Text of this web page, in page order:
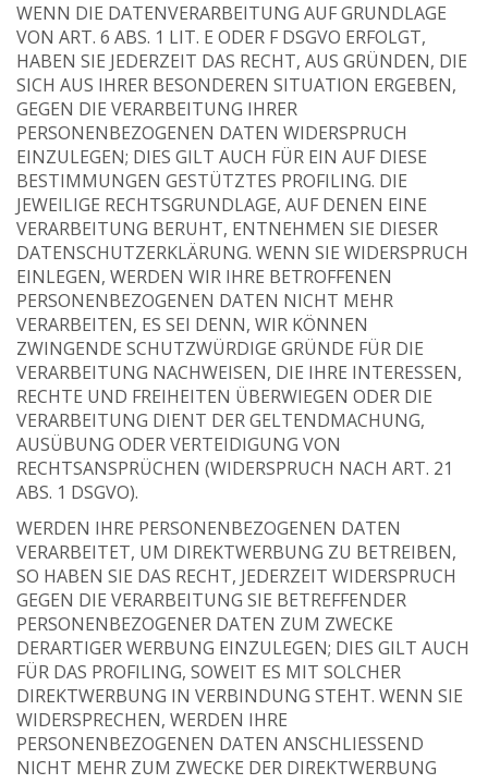
WENN DIE DATENVERARBEITUNG AUF GRUNDLAGE
VON ART. 6 ABS. 1 LIT. E ODER F DSGVO ERFOLGT,
HABEN SIE JEDERZEIT DAS RECHT, AUS GRÜNDEN, DIE
SICH AUS IHRER BESONDEREN SITUATION ERGEBEN,
GEGEN DIE VERARBEITUNG IHRER
PERSONENBEZOGENEN DATEN WIDERSPRUCH
EINZULEGEN; DIES GILT AUCH FÜR EIN AUF DIESE
BESTIMMUNGEN GESTÜTZTES PROFILING. DIE
JEWEILIGE RECHTSGRUNDLAGE, AUF DENEN EINE
VERARBEITUNG BERUHT, ENTNEHMEN SIE DIESER
DATENSCHUTZERKLÄRUNG. WENN SIE WIDERSPRUCH
EINLEGEN, WERDEN WIR IHRE BETROFFENEN
PERSONENBEZOGENEN DATEN NICHT MEHR
VERARBEITEN, ES SEI DENN, WIR KÖNNEN
ZWINGENDE SCHUTZWÜRDIGE GRÜNDE FÜR DIE
VERARBEITUNG NACHWEISEN, DIE IHRE INTERESSEN,
RECHTE UND FREIHEITEN ÜBERWIEGEN ODER DIE
VERARBEITUNG DIENT DER GELTENDMACHUNG,
AUSÜBUNG ODER VERTEIDIGUNG VON
RECHTSANSPRÜCHEN (WIDERSPRUCH NACH ART. 21
ABS. 1 DSGVO).
WERDEN IHRE PERSONENBEZOGENEN DATEN
VERARBEITET, UM DIREKTWERBUNG ZU BETREIBEN,
SO HABEN SIE DAS RECHT, JEDERZEIT WIDERSPRUCH
GEGEN DIE VERARBEITUNG SIE BETREFFENDER
PERSONENBEZOGENER DATEN ZUM ZWECKE
DERARTIGER WERBUNG EINZULEGEN; DIES GILT AUCH
FÜR DAS PROFILING, SOWEIT ES MIT SOLCHER
DIREKTWERBUNG IN VERBINDUNG STEHT. WENN SIE
WIDERSPRECHEN, WERDEN IHRE
PERSONENBEZOGENEN DATEN ANSCHLIESSEND
NICHT MEHR ZUM ZWECKE DER DIREKTWERBUNG